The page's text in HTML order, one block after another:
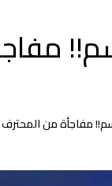
مفاجأة من